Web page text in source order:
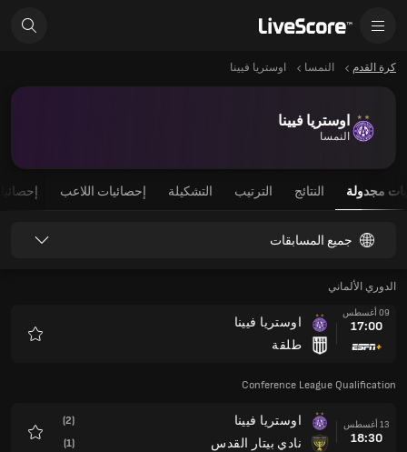
كرة القدم النمسا اوستريا فيينا
اوستريا فيينا
النمسا
مجدولة النتائج الترتيب التشكيلة إحصائيات اللاعب
جميع المسابقات
الدوري الألماني
09 أغسطس
17:00
اوستريا فيينا
طلقة
Conference League Qualification
13 أغسطس
18:30
اوستريا فيينا
نادي بيتار القدس
(2)
(1)